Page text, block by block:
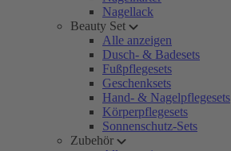
Nagellack
Beauty Set
Alle anzeigen
Dusch- & Badesets
Fußpflegesets
Geschenksets
Hand- & Nagelpflegesets
Körperpflegesets
Sonnenschutz-Sets
Zubehör